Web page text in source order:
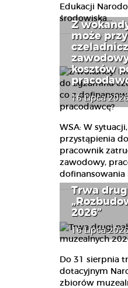
Edukacji
środowiska...
Z
może
kosztów
16 Lipca
WSA: W
przystąpienia
pracownik
zawodowy,
dofinansowania
Trwa
2026”
16 Lipca
Do 31 sierpnia
dotacyjnym
zbiorów